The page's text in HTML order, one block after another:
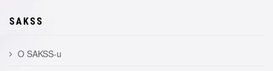
SAKSS
O SAKSS-u